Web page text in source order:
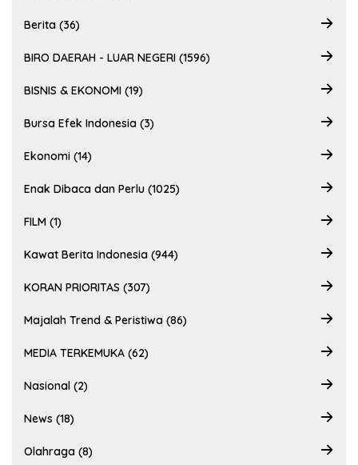
Berita (36)
BIRO DAERAH - LUAR NEGERI (1596)
BISNIS & EKONOMI (19)
Bursa Efek Indonesia (3)
Ekonomi (14)
Enak Dibaca dan Perlu (1025)
FILM (1)
Kawat Berita Indonesia (944)
KORAN PRIORITAS (307)
Majalah Trend & Peristiwa (86)
MEDIA TERKEMUKA (62)
Nasional (2)
News (18)
Olahraga (8)